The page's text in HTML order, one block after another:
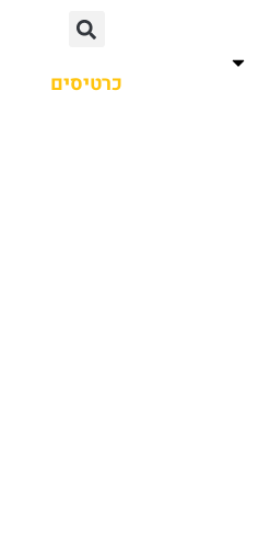
כרטיסים